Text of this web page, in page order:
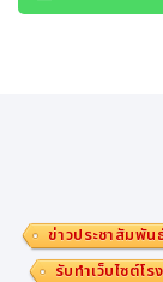
ข่าวประชาสัมพัน
รับทำเว็บไซต์โร